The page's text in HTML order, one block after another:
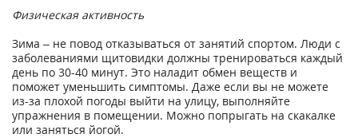
Физическая активность
Зима – не повод отказываться от занятий спортом. Люди с
заболеваниями щитовидки должны тренироваться каждый
день по 30-40 минут. Это наладит обмен веществ и
поможет уменьшить симптомы. Даже если вы не можете
из-за плохой погоды выйти на улицу, выполняйте
упражнения в помещении. Можно попрыгать на скакалке
или заняться йогой.